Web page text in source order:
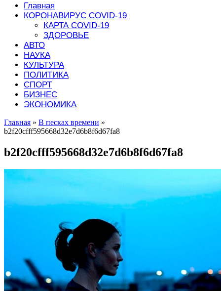
Главная
КОРОНАВИРУС COVID-19
КАРТА COVID-19
ЗДОРОВЬЕ
АВТО
НАУКА
КУЛЬТУРА
ПОЛИТИКА
СПОРТ
БИЗНЕС
ЭКОНОМИКА
Главная » В песках времени »
b2f20cfff595668d32e7d6b8f6d67fa8
b2f20cfff595668d32e7d6b8f6d67fa8